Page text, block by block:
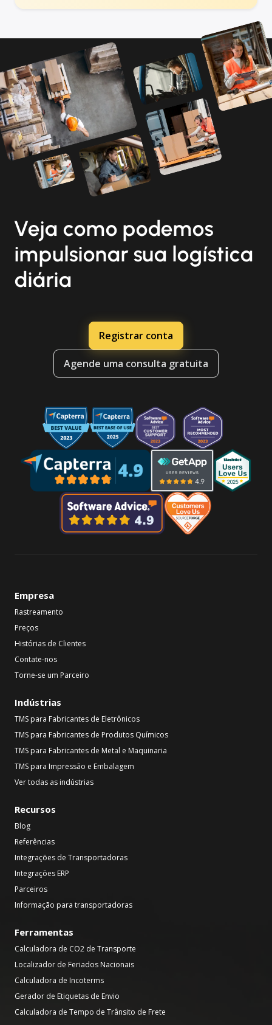
Veja como podemos
impulsionar sua logística
diária
Registrar conta
Agende uma consulta gratuita
Empresa
Rastreamento
Preços
Histórias de Clientes
Contate-nos
Torne-se um Parceiro
Indústrias
TMS para Fabricantes de Eletrônicos
TMS para Fabricantes de Produtos Químicos
TMS para Fabricantes de Metal e Maquinaria
TMS para Impressão e Embalagem
Ver todas as indústrias
Recursos
Blog
Referências
Integrações de Transportadoras
Integrações ERP
Parceiros
Informação para transportadoras
Ferramentas
Calculadora de CO2 de Transporte
Localizador de Feriados Nacionais
Calculadora de Incoterms
Gerador de Etiquetas de Envio
Calculadora de Tempo de Trânsito de Frete